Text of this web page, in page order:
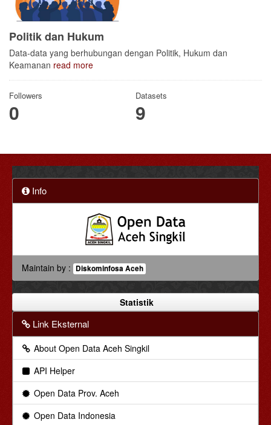
Politik dan Hukum
Data-data yang berhubungan dengan Politik, Hukum dan
Keamanan read more
Followers
0
Datasets
9
Info
Maintain by : Diskominfosa Aceh
Statistik
Link Eksternal
About Open Data Aceh Singkil
API Helper
Open Data Prov. Aceh
Open Data Indonesia